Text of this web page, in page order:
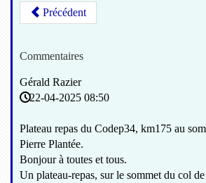
Précédent
Commentaires
Gérald Razier
22-04-2025 08:50
Plateau repas du Codep34, km175 au
Pierre Plantée.
Bonjour à toutes et tous.
Un plateau-repas, sur le sommet du col